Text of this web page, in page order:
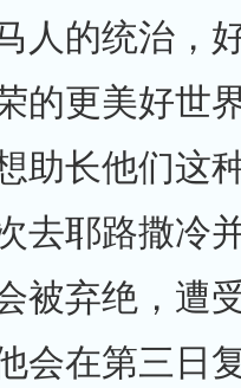
人的统治，
的更美好世
助长他们这
去耶路撒冷
被弃绝，遭
会在第三日